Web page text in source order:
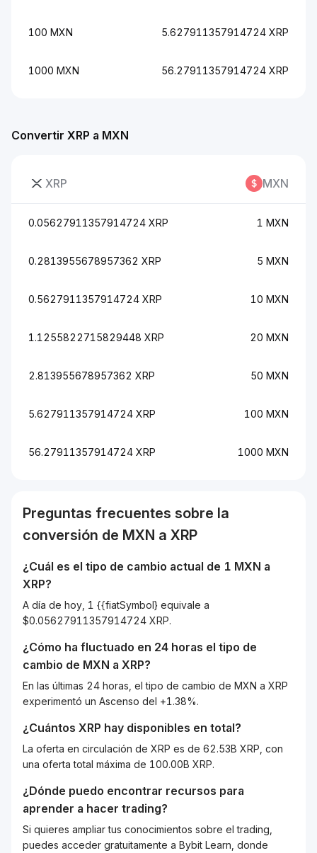
Convertir XRP a MXN
XRP MXN
0.05627911357914724 XRP 1 MXN
0.2813955678957362 XRP 5 MXN
0.5627911357914724 XRP 10 MXN
1.1255822715829448 XRP 20 MXN
2.813955678957362 XRP 50 MXN
5.627911357914724 XRP 100 MXN
56.27911357914724 XRP 1000 MXN
100 MXN 5.627911357914724 XRP
1000 MXN 56.27911357914724 XRP
Preguntas frecuentes sobre la
conversión de MXN a XRP
¿Cuál es el tipo de cambio actual de 1 MXN a
XRP?
A día de hoy, 1 {{fiatSymbol} equivale a
$0.05627911357914724 XRP.
¿Cómo ha fluctuado en 24 horas el tipo de
cambio de MXN a XRP?
En las últimas 24 horas, el tipo de cambio de MXN a XRP
experimentó un Ascenso del +1.38%.
¿Cuántos XRP hay disponibles en total?
La oferta en circulación de XRP es de 62.53B XRP, con
una oferta total máxima de 100.00B XRP.
¿Dónde puedo encontrar recursos para
aprender a hacer trading?
Si quieres ampliar tus conocimientos sobre el trading,
puedes acceder gratuitamente a Bybit Learn, donde